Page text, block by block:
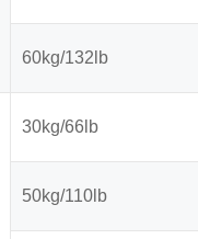
60kg/132lb
30kg/66lb
50kg/110lb